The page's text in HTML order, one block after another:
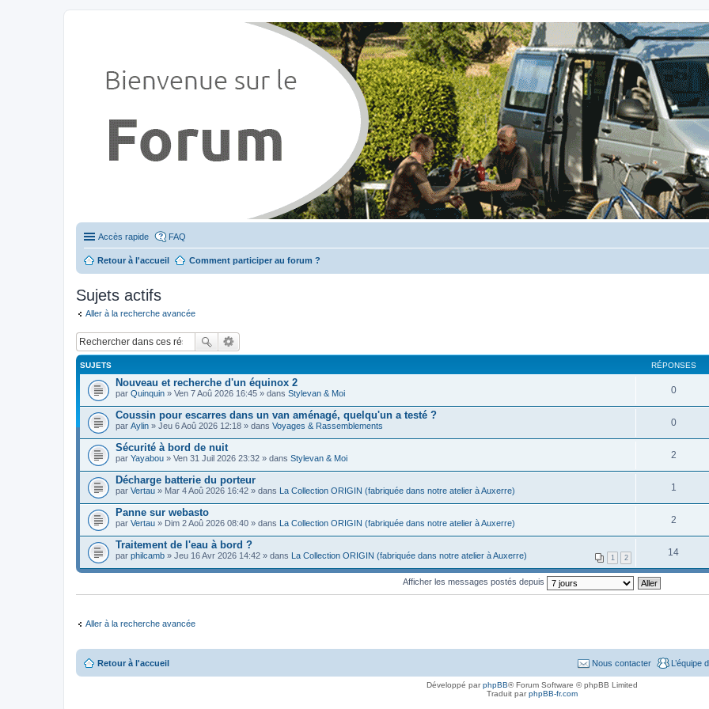
Stylevan - Vans aménagés
Accès rapide FAQ
Retour à l'accueil Comment participer au forum ?
Sujets actifs
Aller à la recherche avancée
SUJETS RÉPONSES
Nouveau et recherche d'un équinox 2
par Quinquin » Ven 7 Aoû 2026 16:45 » dans Stylevan & Moi 0
Coussin pour escarres dans un van aménagé, quelqu'un a testé ?
par Aylin » Jeu 6 Aoû 2026 12:18 » dans Voyages & Rassemblements 0
Sécurité à bord de nuit
par Yayabou » Ven 31 Juil 2026 23:32 » dans Stylevan & Moi 2
Décharge batterie du porteur
par Vertau » Mar 4 Aoû 2026 16:42 » dans La Collection ORIGIN (fabriquée dans notre atelier à Auxerre) 1
Panne sur webasto
par Vertau » Dim 2 Aoû 2026 08:40 » dans La Collection ORIGIN (fabriquée dans notre atelier à Auxerre) 2
Traitement de l'eau à bord ?
1 2
par philcamb » Jeu 16 Avr 2026 14:42 » dans La Collection ORIGIN (fabriquée dans notre atelier à Auxerre) 14
Afficher les messages postés depuis
Aller à la recherche avancée
Retour à l'accueil L’équipe
Nous contacter
Développé parphpBB® Forum Software © phpBB Limited
Traduit parphpBB-fr.com